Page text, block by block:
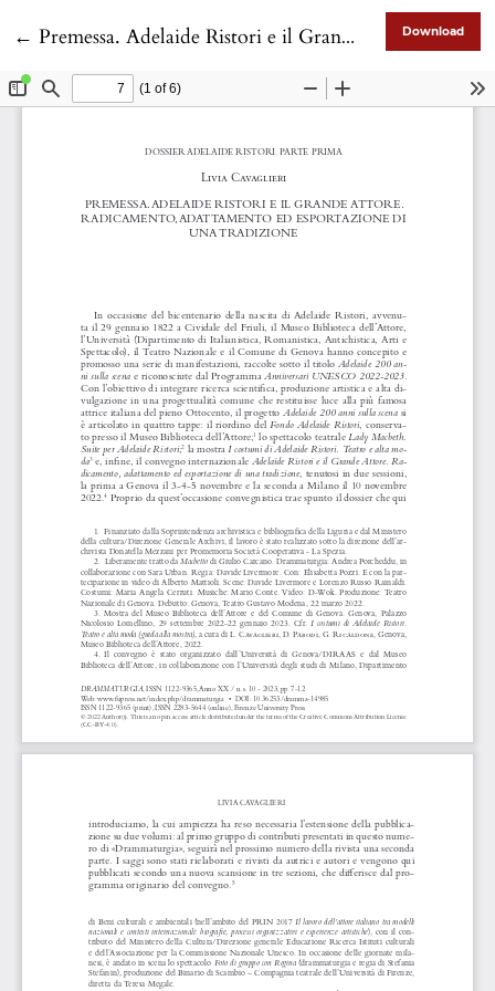
← Return to Article Details
Premessa. Adelaide Ristori e il Grande Attore. Radicamento, adattamento ed esportazione di una tradizione Download